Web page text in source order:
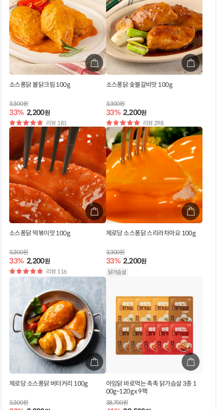
소스퐁닭 불닭크림 100g
33% 2,200원
3,300원
별
점
리뷰 181
소스퐁닭 숯불갈비맛 100g
33% 2,200원
3,300원
별
점
리뷰 298
소스퐁닭 떡볶이맛 100g
33% 2,200원
3,300원
별
점
리뷰 116
제로당 소스퐁닭 스리라차마요 100g
33% 2,200원
3,300원
닭가슴살
제로당 소스퐁닭 버터커리 100g
3,300원
아임닭 바로먹는 촉촉 닭가슴살 3종 1
00g~120g x 9팩
38,700원